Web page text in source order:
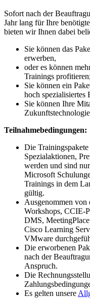
Sofort nach der
Jahr lang für Ihre
bieten wir Ihnen dabei
Sie können das
erwerben,
oder es können
Trainings profitieren;
Sie können ein
hoch spezialisiertes
Sie können Ihre
Teilnahmebedingungen:
Die
Spezialaktionen,
werden und sind
Microsoft
Trainings in dem
gültig.
Ausgenommen von
Workshops, CCIE-
DMS,
Cisco Learning
VMware
Die erworbenen
nach der
Anspruch.
Die
Es gelten unsere